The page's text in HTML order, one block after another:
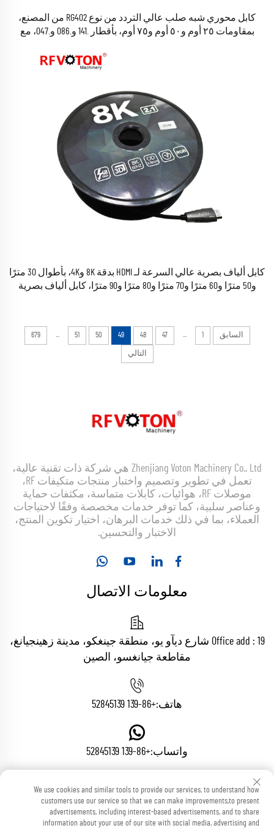
كابل محوري شبه صلب عالي التردد من نوع RG402 من المصنع،
بمقاومات ٢٥ أوم و٥٠ أوم و٧٥ أوم، بأقطار .141 و.086 و.047، مع
كابل ألياف بصرية عالي السرعة لـ HDMI بدقة 8K و4K، بأطوال 30 مترًا
و50 مترًا و60 مترًا و70 مترًا و80 مترًا و90 مترًا، كابل ألياف بصرية
السابق 1
...
47
48
49
50
51
...
679
التالي
Zhenjiang Voton Machinery Co., Ltd هي شركة ذات تقنية عالية،
تعمل في تطوير وتصميم واختبار منتجات متكيفات RF،
موصلات RF، هوائيات، كابلات متماسة، مكثفات حماية
وعناصر سلبية، كما توفر خدمات مخصصة وفقًا لاحتياجات
العملاء، بما في ذلك خدمات البرهان، اختيار تكوين المنتج،
الاختبار والتحسين.
معلومات الاتصال
Office add : 19 شارع ديآو يو، منطقة جينغكو، مدينة زهينجيانغ،
مقاطعة جيانغسو، الصين
هاتف:+86-139 52845139
واتساب:+86-139 52845139
البريد الإلكتروني:[email protected]
We use cookies and similar tools to provide our services, to understand how
customers use our service so that we can make improvements,to present
advertisements, including interest-based advertisements, and to share
information about your use of our site with social media, advertising and